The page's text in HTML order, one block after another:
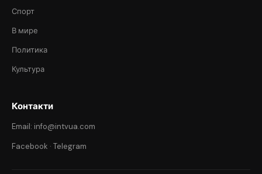
Спорт
В мире
Политика
Культура
Контакти
Email: info@intvua.com
Facebook · Telegram